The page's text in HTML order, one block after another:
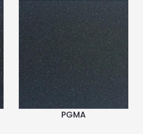
PGMA